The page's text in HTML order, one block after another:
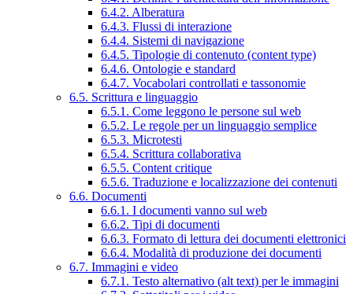
6.4.2. Alberatura
6.4.3. Flussi di interazione
6.4.4. Sistemi di navigazione
6.4.5. Tipologie di contenuto (content type)
6.4.6. Ontologie e standard
6.4.7. Vocabolari controllati e tassonomie
6.5. Scrittura e linguaggio
6.5.1. Come leggono le persone sul web
6.5.2. Le regole per un linguaggio semplice
6.5.3. Microtesti
6.5.4. Scrittura collaborativa
6.5.5. Content critique
6.5.6. Traduzione e localizzazione dei contenuti
6.6. Documenti
6.6.1. I documenti vanno sul web
6.6.2. Tipi di documenti
6.6.3. Formato di lettura dei documenti elettronici
6.6.4. Modalità di produzione dei documenti
6.7. Immagini e video
6.7.1. Testo alternativo (alt text) per le immagini